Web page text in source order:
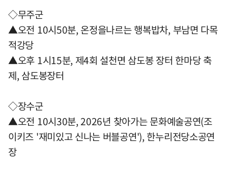
◇무주군
▲오전 10시50분, 온정을나르는 행복밥차, 부남면 다목
적강당
▲오후 1시15분, 제4회 설천면 삼도봉 장터 한마당 축
제, 삼도봉장터
◇장수군
▲오전 10시30분, 2026년 찾아가는 문화예술공연(조
이키즈 '재미있고 신나는 버블공연'), 한누리전당소공연
장